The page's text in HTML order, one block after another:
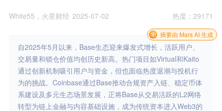
White55，火星财经 2025-07-02 热度 ： 29171
自2025年5月以来，Base生态迎来爆发式增长，活跃用户、
交易量和锁仓价值均创历史新高。热门项目如Virtual和Kaito
通过创新机制吸引用户与资金，但也面临热度退潮与投机行
为的挑战。Coinbase通过Base推动合规资产入链、稳定币体
系建设及多元生态场景发展，正将Base从交易活跃的L2网络
转型为链上金融与内容基础设施，成为传统资本进入Web3的
摘要由 Mars AI 生成